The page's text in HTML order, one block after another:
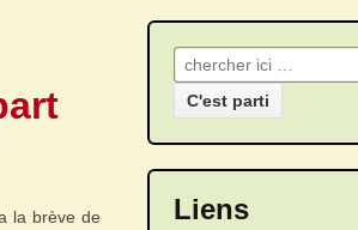
la brève de
Recherche pour:
Liens